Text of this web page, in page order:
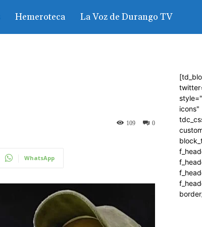
Hemeroteca La Voz de Durango TV
0
109
WhatsApp
icons"